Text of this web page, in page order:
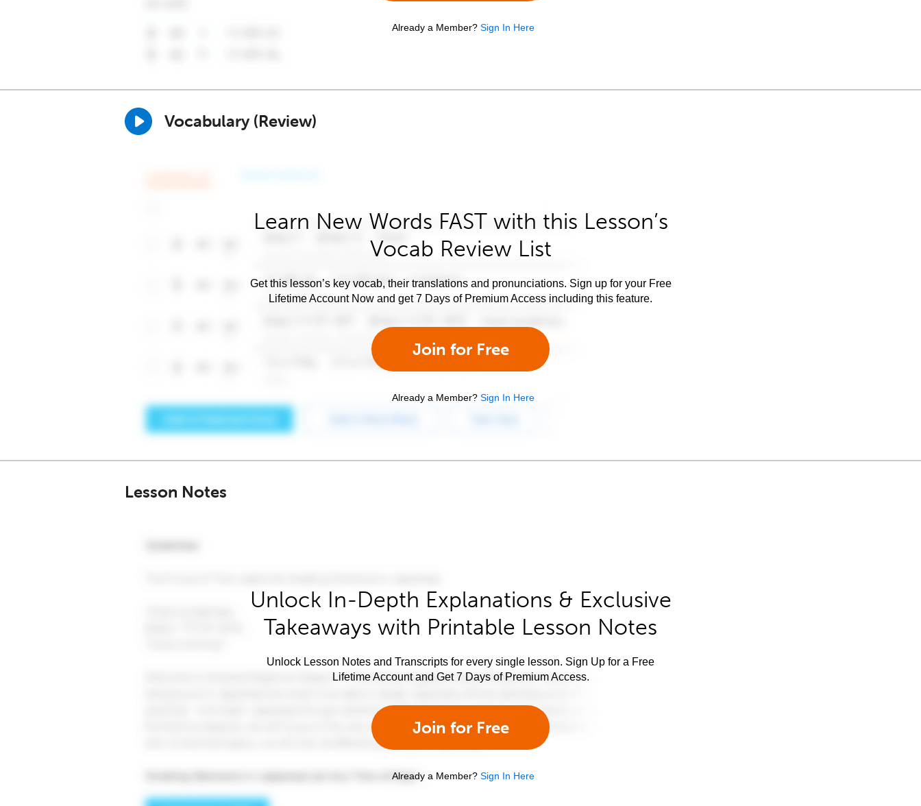
Already a Member? Sign In Here
Vocabulary (Review)
Learn New Words FAST with this Lesson’s
Vocab Review List
Get this lesson’s key vocab, their translations and pronunciations. Sign up for your Free
Lifetime Account Now and get 7 Days of Premium Access including this feature.
Join for Free
Already a Member? Sign In Here
Lesson Notes
Unlock In-Depth Explanations & Exclusive
Takeaways with Printable Lesson Notes
Unlock Lesson Notes and Transcripts for every single lesson. Sign Up for a Free
Lifetime Account and Get 7 Days of Premium Access.
Join for Free
Already a Member? Sign In Here